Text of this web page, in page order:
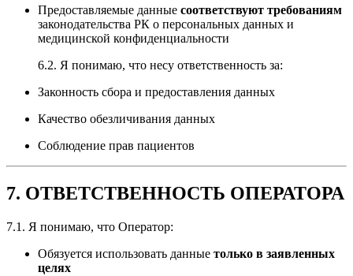
Предоставляемые данные соответствуют требованиям
законодательства РК о персональных данных и
медицинской конфиденциальности
6.2. Я понимаю, что несу ответственность за:
Законность сбора и предоставления данных
Качество обезличивания данных
Соблюдение прав пациентов
7. ОТВЕТСТВЕННОСТЬ ОПЕРАТОРА
7.1. Я понимаю, что Оператор:
Обязуется использовать данные только в заявленных
целях